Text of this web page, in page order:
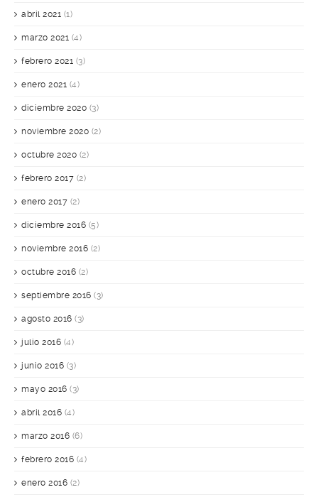
abril 2021 (1)
marzo 2021 (4)
febrero 2021 (3)
enero 2021 (4)
diciembre 2020 (3)
noviembre 2020 (2)
octubre 2020 (2)
febrero 2017 (2)
enero 2017 (2)
diciembre 2016 (5)
noviembre 2016 (2)
octubre 2016 (2)
septiembre 2016 (3)
agosto 2016 (3)
julio 2016 (4)
junio 2016 (3)
mayo 2016 (3)
abril 2016 (4)
marzo 2016 (6)
febrero 2016 (4)
enero 2016 (2)